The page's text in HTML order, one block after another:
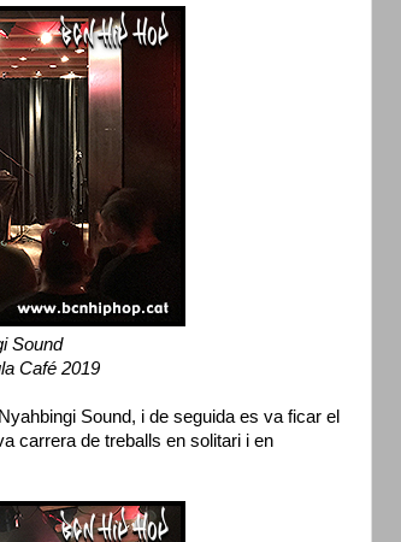
Sound
Café 2019
Sound, i de seguida es va ficar el
carrera de treballs en solitari i en